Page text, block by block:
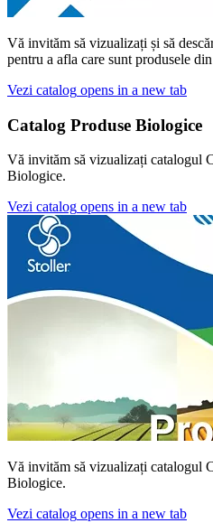
Vă invităm să vizualizați și să
pentru a afla care sunt produsele
Vezi catalog opens in a new tab
Catalog Produse Biologice
Vă invităm să vizualizați catalogul
Biologice.
Vezi catalog opens in a new tab
Vă invităm să vizualizați catalogul
Biologice.
Vezi catalog opens in a new tab